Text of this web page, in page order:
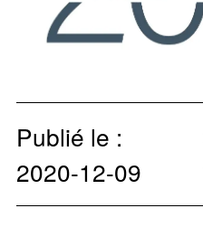
Publié le :
2020-12-09